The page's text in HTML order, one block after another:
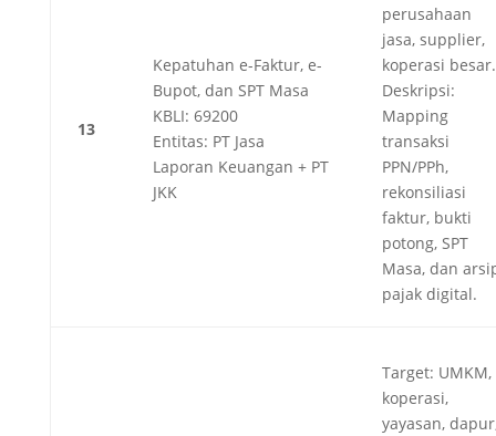
13
Kepatuhan e-Faktur, e-
Bupot, dan SPT Masa
KBLI: 69200
Entitas: PT Jasa
Laporan Keuangan + PT
JKK
perusahaan
jasa, supplier,
koperasi besar.
Deskripsi:
Mapping
transaksi
PPN/PPh,
rekonsiliasi
faktur, bukti
potong, SPT
Masa, dan
pajak digital.
Target: UMKM,
koperasi,
yayasan,